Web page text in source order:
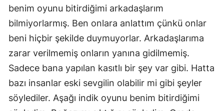
benim oyunu bitirdiğimi arkadaşlarım
bilmiyorlarmış. Ben onlara anlattım çünkü onlar
beni hiçbir şekilde duymuyorlar. Arkadaşlarıma
zarar verilmemiş onların yanına gidilmemiş.
Sadece bana yapılan kasıtlı bir şey var gibi. Hatta
bazı insanlar eski sevgilin olabilir mi gibi şeyler
söylediler. Aşağı indik oyunu benim bitirdiğimi